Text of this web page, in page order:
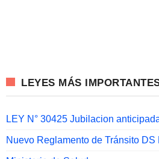
LEYES MÁS
LEY N° 30425 Jubilacion
Nuevo Reglamento de Tránsito DS